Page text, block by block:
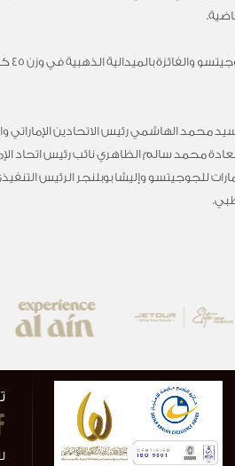
محمد الهاشمي رئيس الاتحادين الإماراتي
محمد سالم الظاهري نائب رئيس اتحاد
للجوجيتسو وإليشا بوبلنجر الرئيس